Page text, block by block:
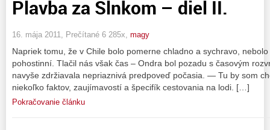
Plavba za Slnkom – diel II.
16. mája 2011, Prečítané 6 285x, magy
Napriek tomu, že v Chile bolo pomerne chladno a sychravo,
pohostinní. Tlačil nás však čas – Ondra bol pozadu s časovým
navyše zdržiavala nepriaznivá predpoveď počasia. — Tu by som
niekoľko faktov, zaujímavostí a špecifík cestovania na lodi. […]
Pokračovanie článku